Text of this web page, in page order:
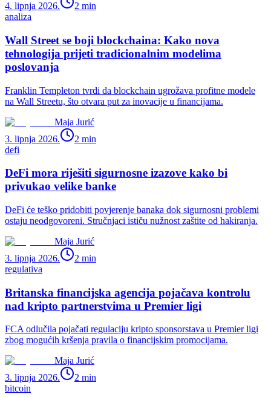
4. lipnja 2026.
2 min
analiza
Wall Street se boji blockchaina: Kako nova
tehnologija prijeti tradicionalnim modelima
poslovanja
Franklin Templeton tvrdi da blockchain ugrožava profitne modele
na Wall Streetu, što otvara put za inovacije u financijama.
Maja Jurić
3. lipnja 2026.
2 min
defi
DeFi mora riješiti sigurnosne izazove kako bi
privukao velike banke
DeFi će teško pridobiti povjerenje banaka dok sigurnosni problemi
ostaju neodgovoreni. Stručnjaci ističu nužnost zaštite od hakiranja.
Maja Jurić
3. lipnja 2026.
2 min
regulativa
Britanska financijska agencija pojačava kontrolu
nad kripto partnerstvima u Premier ligi
FCA odlučila pojačati regulaciju kripto sponsorstava u Premier ligi
zbog mogućih kršenja pravila o financijskim promocijama.
Maja Jurić
3. lipnja 2026.
2 min
bitcoin